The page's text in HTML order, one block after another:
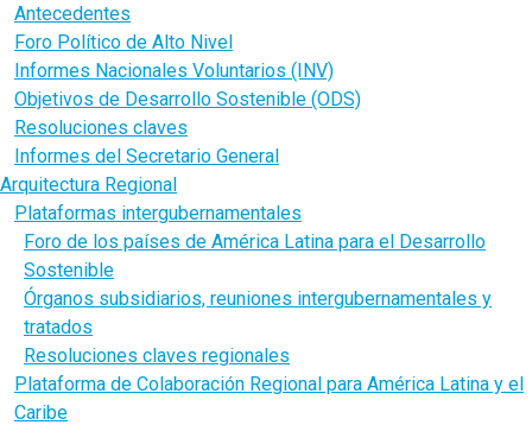
Antecedentes
Foro Político de Alto Nivel
Informes Nacionales Voluntarios (INV)
Objetivos de Desarrollo Sostenible (ODS)
Resoluciones claves
Informes del Secretario General
Arquitectura Regional
Plataformas intergubernamentales
Foro de los países de América Latina para el Desarrollo
Sostenible
Órganos subsidiarios, reuniones intergubernamentales y
tratados
Resoluciones claves regionales
Plataforma de Colaboración Regional para América Latina y el
Caribe